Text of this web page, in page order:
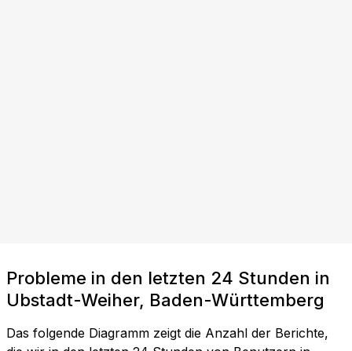
Probleme in den letzten 24 Stunden in
Ubstadt-Weiher, Baden-Württemberg
Das folgende Diagramm zeigt die Anzahl der Berichte,